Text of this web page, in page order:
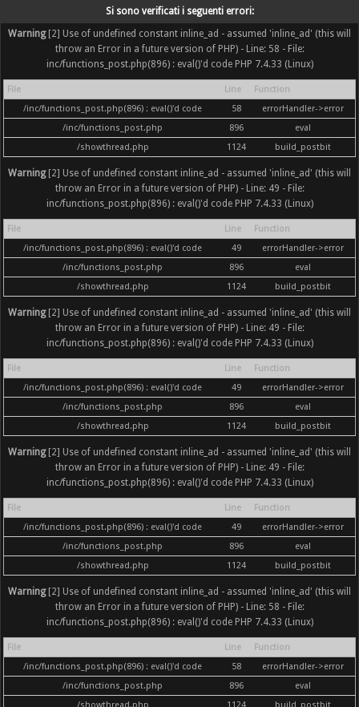
Si sono verificati i seguenti errori:
Warning[2] Use of undefined constant inline_ad - assumed 'inline_ad' (this will
throw an Error in a future version of PHP) - Line: 58 - File:
inc/functions_post.php(896) : eval()'d code PHP 7.4.33 (Linux)
File Line
Function
/inc/functions_post.php(896) : eval()'d code
58
errorHandler->error
/inc/functions_post.php
896
eval
/showthread.php
1124 build_postbit
Warning[2] Use of undefined constant inline_ad - assumed 'inline_ad' (this will
throw an Error in a future version of PHP) - Line: 49 - File:
inc/functions_post.php(896) : eval()'d code PHP 7.4.33 (Linux)
File Line
Function
/inc/functions_post.php(896) : eval()'d code
49
errorHandler->error
/inc/functions_post.php
896
eval
/showthread.php
1124 build_postbit
Warning[2] Use of undefined constant inline_ad - assumed 'inline_ad' (this will
throw an Error in a future version of PHP) - Line: 49 - File:
inc/functions_post.php(896) : eval()'d code PHP 7.4.33 (Linux)
File Line
Function
/inc/functions_post.php(896) : eval()'d code
49
errorHandler->error
/inc/functions_post.php
896
eval
/showthread.php
1124 build_postbit
Warning[2] Use of undefined constant inline_ad - assumed 'inline_ad' (this will
throw an Error in a future version of PHP) - Line: 49 - File:
inc/functions_post.php(896) : eval()'d code PHP 7.4.33 (Linux)
File Line
Function
/inc/functions_post.php(896) : eval()'d code
49
errorHandler->error
/inc/functions_post.php
896
eval
/showthread.php
1124 build_postbit
Warning[2] Use of undefined constant inline_ad - assumed 'inline_ad' (this will
throw an Error in a future version of PHP) - Line: 58 - File:
inc/functions_post.php(896) : eval()'d code PHP 7.4.33 (Linux)
File Line
Function
/inc/functions_post.php(896) : eval()'d code
58
errorHandler->error
/inc/functions_post.php
896
eval